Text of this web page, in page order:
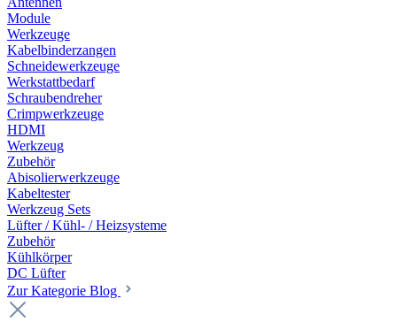
Module
Werkzeuge
Kabelbinderzangen
Schneidewerkzeuge
Werkstattbedarf
Schraubendreher
Crimpwerkzeuge
HDMI
Werkzeug
Zubehör
Abisolierwerkzeuge
Kabeltester
Werkzeug Sets
Lüfter / Kühl- / Heizsysteme
Zubehör
Kühlkörper
DC Lüfter
Zur Kategorie Blog